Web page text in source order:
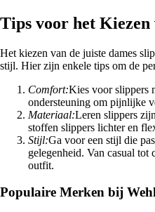
Tips voor het Kiezen
Het kiezen van de juiste dames
stijl. Hier zijn enkele tips om de
Comfort:Kies voor slippers
ondersteuning om pijnlijke
Materiaal:Leren slippers
stoffen slippers lichter en
Stijl:Ga voor een stijl die
gelegenheid. Van casual
outfit.
Populaire Merken bij